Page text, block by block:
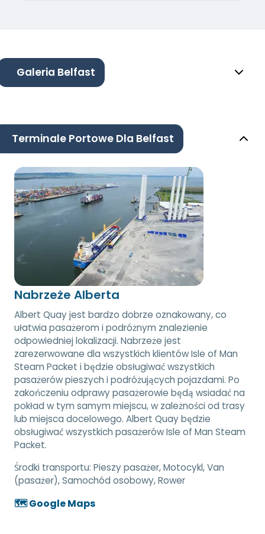
Galeria Belfast
Terminale Portowe Dla Belfast
Nabrzeże Alberta
Albert Quay jest bardzo dobrze oznakowany, co
ułatwia pasażerom i podróżnym znalezienie
odpowiedniej lokalizacji. Nabrzeże jest
zarezerwowane dla wszystkich klientów Isle of Man
Steam Packet i będzie obsługiwać wszystkich
pasażerów pieszych i podróżujących pojazdami. Po
zakończeniu odprawy pasażerowie będą wsiadać na
pokład w tym samym miejscu, w zależności od trasy
lub miejsca docelowego. Albert Quay będzie
obsługiwać wszystkich pasażerów Isle of Man Steam
Packet.
Środki transportu: Pieszy pasażer, Motocykl, Van
(pasażer), Samochód osobowy, Rower
🗺️ Google Maps